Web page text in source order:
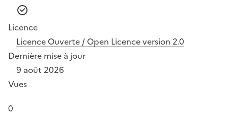
Licence
Licence Ouverte / Open Licence version 2.0
Dernière mise à jour
9 août 2026
Vues
0